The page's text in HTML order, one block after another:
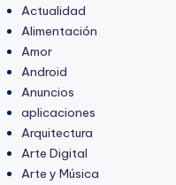
Actualidad
Alimentación
Amor
Android
Anuncios
aplicaciones
Arquitectura
Arte Digital
Arte y Música